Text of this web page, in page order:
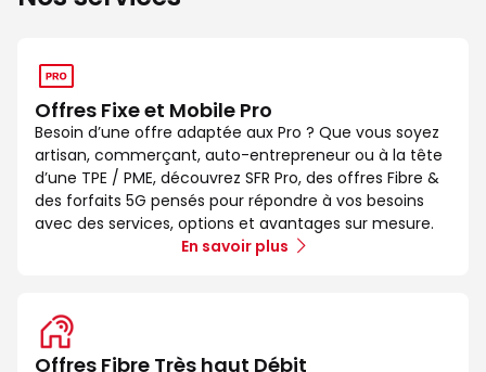
Offres Fixe et Mobile Pro
Besoin d’une offre adaptée aux Pro ? Que vous soyez
artisan, commerçant, auto-entrepreneur ou à la tête
d’une TPE / PME, découvrez SFR Pro, des offres Fibre &
des forfaits 5G pensés pour répondre à vos besoins
avec des services, options et avantages sur mesure.
En savoir plus
Offres Fibre Très haut Débit